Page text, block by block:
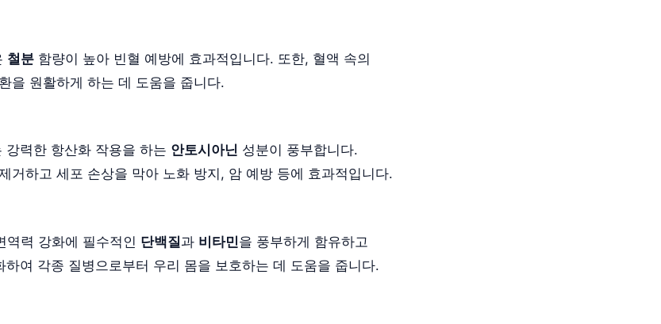
철분 함량이 높아 빈혈 예방에 효과적입니다. 또한, 혈액 속의
을 원활하게 하는 데 도움을 줍니다.
강력한 항산화 작용을 하는 안토시아닌 성분이 풍부합니다.
거하고 세포 손상을 막아 노화 방지, 암 예방 등에 효과적입니다.
역력 강화에 필수적인 단백질과 비타민을 풍부하게 함유하고
하여 각종 질병으로부터 우리 몸을 보호하는 데 도움을 줍니다.